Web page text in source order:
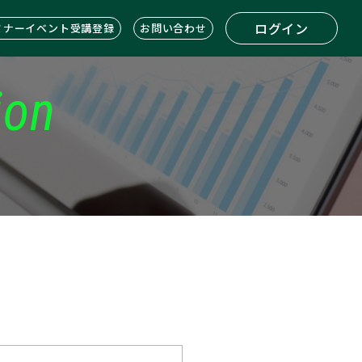
ナーイベント受講登録 お問い合わせ ログイン